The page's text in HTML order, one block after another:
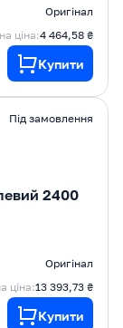
Оригінал
ціна:4 464,58 ₴
Купити
Під замовлення
2400
Оригінал
ціна:13 393,73 ₴
Купити